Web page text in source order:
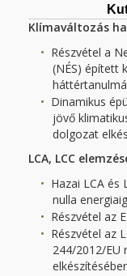
Klímaváltozás
Részvétel a
(NÉS) épített
Dinamikus
jövő
dolgozat
LCA, LCC
Hazai LCA és
nulla
Részvétel az
Részvétel az
244/2012/EU